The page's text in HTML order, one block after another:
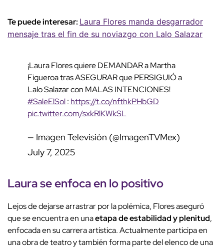
Te puede interesar: Laura Flores manda desgarrador
mensaje tras el fin de su noviazgo con Lalo Salazar
¡Laura Flores quiere DEMANDAR a Martha
Figueroa tras ASEGURAR que PERSIGUIÓ a
Lalo Salazar con MALAS INTENCIONES!
#SaleElSol: https://t.co/nfthkPHbGD
pic.twitter.com/sxkRlKWkSL
— Imagen Televisión (@ImagenTVMex)
July 7, 2025
Laura se enfoca en lo positivo
Lejos de dejarse arrastrar por la polémica, Flores aseguró
que se encuentra en unaetapa de estabilidad y plenitud,
enfocada en su carrera artística. Actualmente participa en
una obra de teatro y también forma parte del elenco de una